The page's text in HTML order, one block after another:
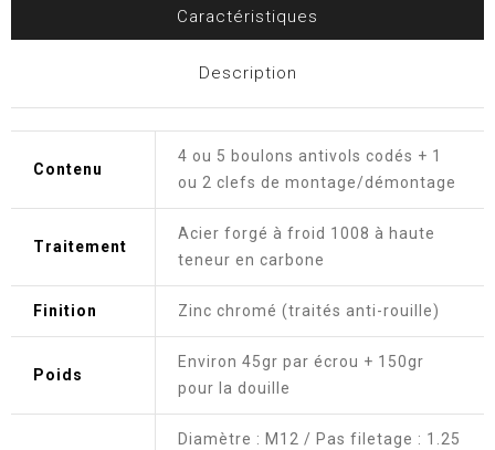
Caractéristiques
Description
Contenu
4 ou 5 boulons antivols codés + 1
ou 2 clefs de montage/démontage
Traitement
Acier forgé à froid 1008 à haute
teneur en carbone
Finition Zinc chromé (traités anti-rouille)
Poids
Environ 45gr par écrou + 150gr
pour la douille
Diamètre : M12 / Pas filetage : 1.25